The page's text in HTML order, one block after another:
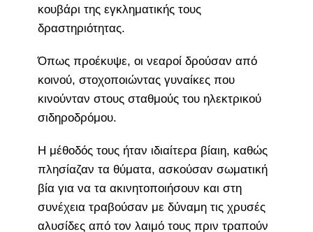
κουβάρι της εγκληματικής τους
δραστηριότητας.
Όπως προέκυψε, οι νεαροί δρούσαν από
κοινού, στοχοποιώντας γυναίκες που
κινούνταν στους σταθμούς του ηλεκτρικού
σιδηροδρόμου.
Η μέθοδός τους ήταν ιδιαίτερα βίαιη, καθώς
πλησίαζαν τα θύματα, ασκούσαν σωματική
βία για να τα ακινητοποιήσουν και στη
συνέχεια τραβούσαν με δύναμη τις χρυσές
αλυσίδες από τον λαιμό τους πριν τραπούν